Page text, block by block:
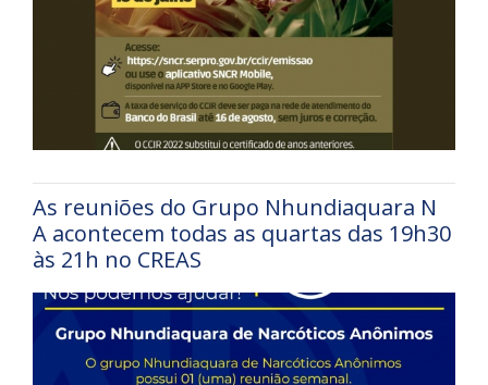
As reuniões do Grupo Nhundiaquara N
A acontecem todas as quartas das 19h30
às 21h no CREAS